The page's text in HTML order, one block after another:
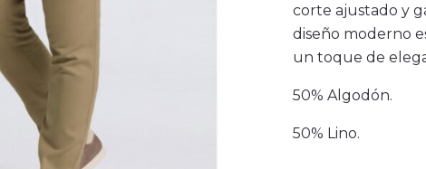
corte ajustado y
diseño moderno
un toque de
50% Algodón.
50% Lino.